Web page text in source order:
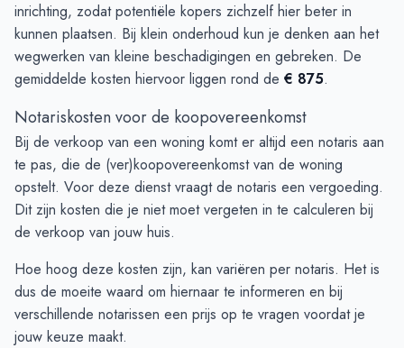
inrichting, zodat potentiële kopers zichzelf hier beter in
kunnen plaatsen. Bij klein onderhoud kun je denken aan het
wegwerken van kleine beschadigingen en gebreken. De
gemiddelde kosten hiervoor liggen rond de € 875.
Notariskosten voor de koopovereenkomst
Bij de verkoop van een woning komt er altijd een notaris aan
te pas, die de (ver)koopovereenkomst van de woning
opstelt. Voor deze dienst vraagt de notaris een vergoeding.
Dit zijn kosten die je niet moet vergeten in te calculeren bij
de verkoop van jouw huis.
Hoe hoog deze kosten zijn, kan variëren per notaris. Het is
dus de moeite waard om hiernaar te informeren en bij
verschillende notarissen een prijs op te vragen voordat je
jouw keuze maakt.